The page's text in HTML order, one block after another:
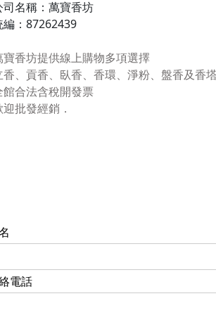
司名稱：萬寶香坊
編：87262439
寶香坊提供線上購物多項選擇
香、貢香、臥香、香環、淨粉、盤香及香
館合法含稅開發票
迎批發經銷．
電話